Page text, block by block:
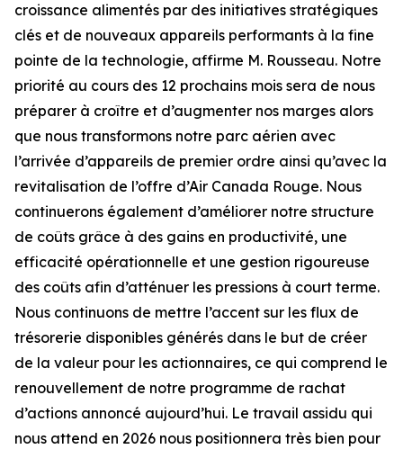
croissance alimentés par des initiatives stratégiques
clés et de nouveaux appareils performants à la fine
pointe de la technologie, affirme M. Rousseau. Notre
priorité au cours des 12 prochains mois sera de nous
préparer à croître et d’augmenter nos marges alors
que nous transformons notre parc aérien avec
l’arrivée d’appareils de premier ordre ainsi qu’avec la
revitalisation de l’offre d’Air Canada Rouge. Nous
continuerons également d’améliorer notre structure
de coûts grâce à des gains en productivité, une
efficacité opérationnelle et une gestion rigoureuse
des coûts afin d’atténuer les pressions à court terme.
Nous continuons de mettre l’accent sur les flux de
trésorerie disponibles générés dans le but de créer
de la valeur pour les actionnaires, ce qui comprend le
renouvellement de notre programme de rachat
d’actions annoncé aujourd’hui. Le travail assidu qui
nous attend en 2026 nous positionnera très bien pour